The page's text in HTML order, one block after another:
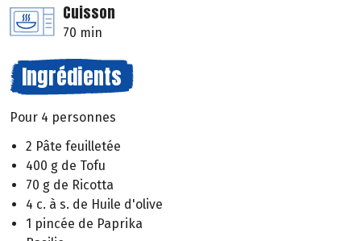
Cuisson
70 min
Ingrédients
Pour 4 personnes
2 Pâte feuilletée
400 g de Tofu
70 g de Ricotta
4 c. à s. de Huile d'olive
1 pincée de Paprika